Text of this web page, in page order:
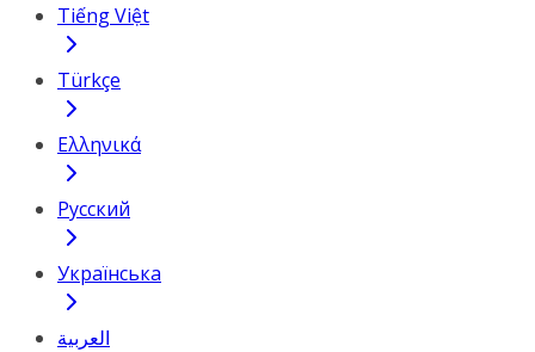
Tiếng Việt
Türkçe
Ελληνικά
Русский
Українська
العربية